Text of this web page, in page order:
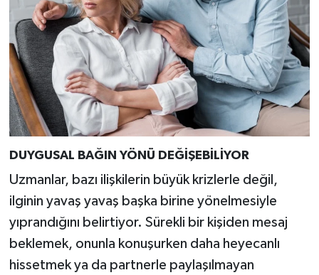
DUYGUSAL BAĞIN YÖNÜ DEĞİŞEBİLİYOR
Uzmanlar, bazı ilişkilerin büyük krizlerle değil,
ilginin yavaş yavaş başka birine yönelmesiyle
yıprandığını belirtiyor. Sürekli bir kişiden mesaj
beklemek, onunla konuşurken daha heyecanlı
hissetmek ya da partnerle paylaşılmayan